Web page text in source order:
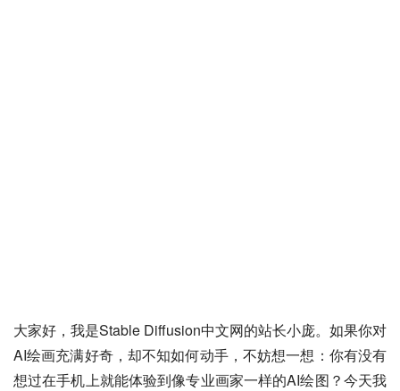
大家好，我是Stable Diffusion中文网的站长小庞。如果你对
AI绘画充满好奇，却不知如何动手，不妨想一想：你有没有
想过在手机上就能体验到像专业画家一样的AI绘图？今天我